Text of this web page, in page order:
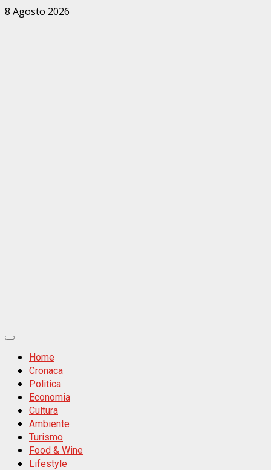
Zum
8 Agosto 2026
Primäres
MenüHome
Cronaca
Politica
Economia
Cultura
Ambiente
Turismo
Food & Wine
Lifestyle